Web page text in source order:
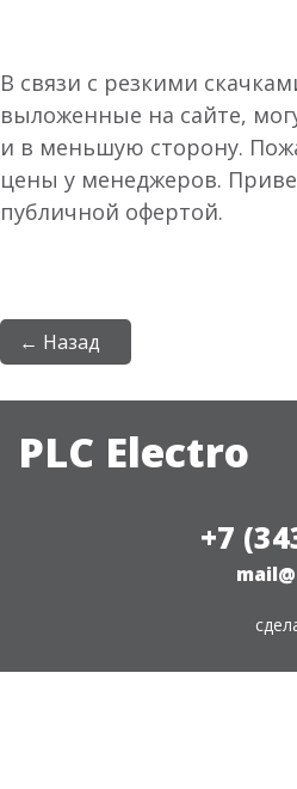
В связи с резкими
выложенные на сайте,
и в меньшую сторону.
цены у менеджеров.
публичной офертой.
← Назад
PLC Electro
+7